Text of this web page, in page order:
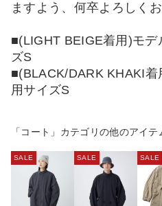
ますよう、何卒よろしく
■(LIGHT BEIGE着用)モデ
ズS
■(BLACK/DARK KHAKI
用サイズS
「コート」カテゴリの他のアイテ
SALE SALE SALE